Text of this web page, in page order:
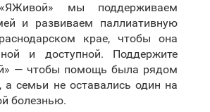
мы поддерживаем
и развиваем паллиативную
крае, чтобы она
и доступной. Поддержите
— чтобы помощь была рядом
семьи не оставались один на
болезнью.